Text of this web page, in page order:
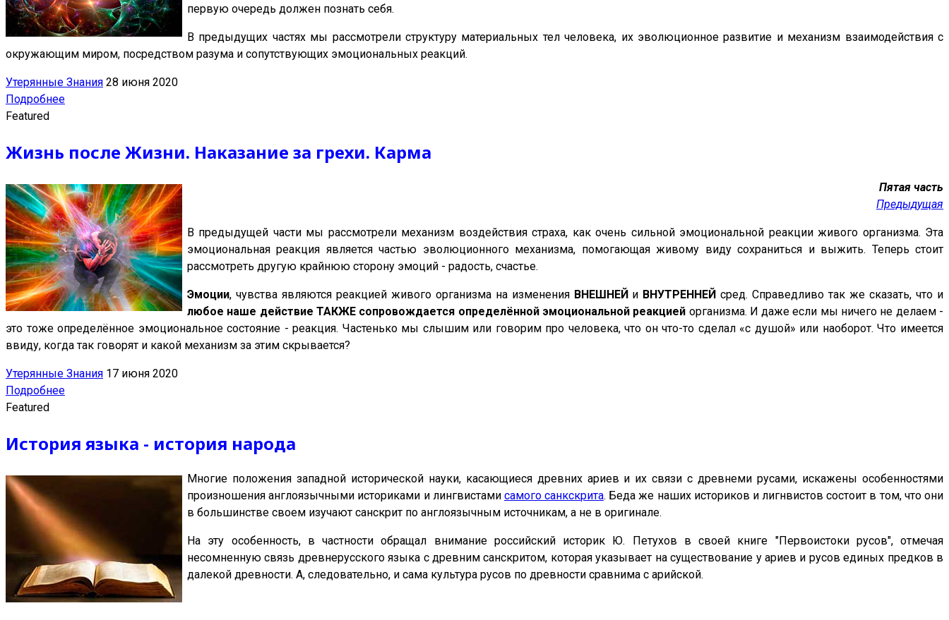
первую очередь должен познать себя.
В предыдущих частях мы рассмотрели структуру материальных тел человека, их эволюционное развитие и механизм взаимодействия с
окружающим миром, посредством разума и сопутствующих эмоциональных реакций.
Утерянные Знания 28 июня 2020
Подробнее
Featured
Жизнь после Жизни. Наказание за грехи. Карма
Пятая часть
Предыдущая
В предыдущей части мы рассмотрели механизм воздействия страха, как очень сильной эмоциональной реакции живого организма. Эта
эмоциональная реакция является частью эволюционного механизма, помогающая живому виду сохраниться и выжить. Теперь стоит
рассмотреть другую крайнюю сторону эмоций - радость, счастье.
Эмоции, чувства являются реакцией живого организма на изменения ВНЕШНЕЙ и ВНУТРЕННЕЙ сред. Справедливо так же сказать, что и
любое наше действие ТАКЖЕ сопровождается определённой эмоциональной реакцией организма. И даже если мы ничего не делаем -
это тоже определённое эмоциональное состояние - реакция. Частенько мы слышим или говорим про человека, что он что-то сделал «с душой» или наоборот. Что имеется
ввиду, когда так говорят и какой механизм за этим скрывается?
Утерянные Знания 17 июня 2020
Подробнее
Featured
История языка - история народа
Многие положения западной исторической науки, касающиеся древних ариев и их связи с древнеми русами, искажены особенностями
произношения англоязычными историками и лингвистами самого санкскрита. Беда же наших историков и лигнвистов состоит в том, что они
в большинстве своем изучают санскрит по англоязычным источникам, а не в оригинале.
На эту особенность, в частности обращал внимание российский историк Ю. Петухов в своей книге "Первоистоки русов", отмечая
несомненную связь древнерусского языка с древним санскритом, которая указывает на существование у ариев и русов единых предков в
далекой древности. А, следовательно, и сама культура русов по древности сравнима с арийской.